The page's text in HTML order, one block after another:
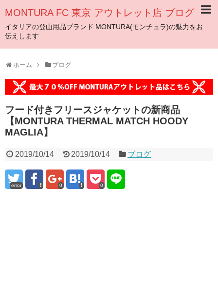
MONTURA FC 東京 アウトレット店 ブログ
イタリアの登山用品ブランド MONTURA(モンチュラ)の魅力をお
伝えします
ホーム ブログ
フード付きフリースジャケットの新商品
【MONTURA THERMAL MATCH HOODY
MAGLIA】
2019/10/14 2019/10/14 ブログ
error 0 0